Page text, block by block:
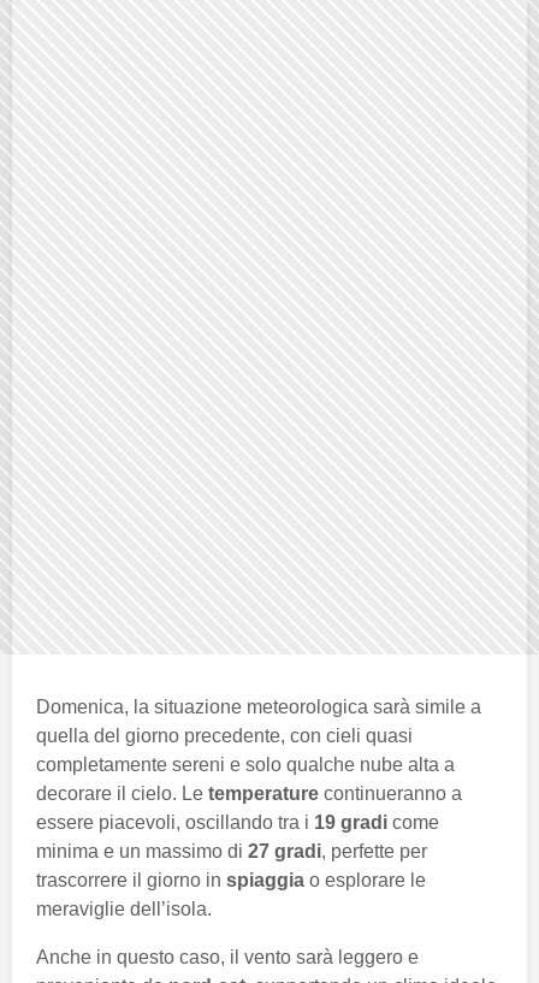
Domenica, la situazione meteorologica sarà simile a
quella del giorno precedente, con cieli quasi
completamente sereni e solo qualche nube alta a
decorare il cielo. Le temperature continueranno a
essere piacevoli, oscillando tra i 19 gradi come
minima e un massimo di 27 gradi, perfette per
trascorrere il giorno in spiaggia o esplorare le
meraviglie dell’isola.
Anche in questo caso, il vento sarà leggero e